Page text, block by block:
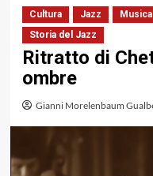
Cultura Jazz Musica
Storia del Jazz
Ritratto di
ombre
Gianni Morelenbaum